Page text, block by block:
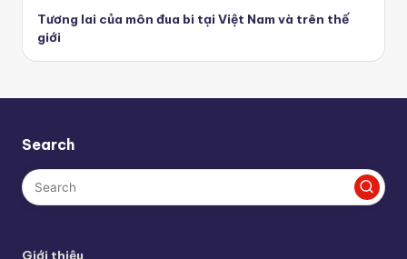
Tương lai của môn đua bi tại Việt Nam và trên thế
giới
Search
Giới thiệu